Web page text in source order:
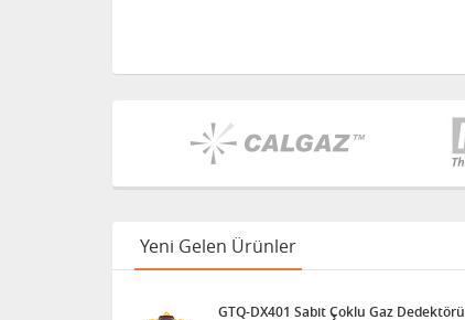
Yeni Gelen Ürünler
GTQ-DX401 Sabit Çoklu Gaz Dedektörü